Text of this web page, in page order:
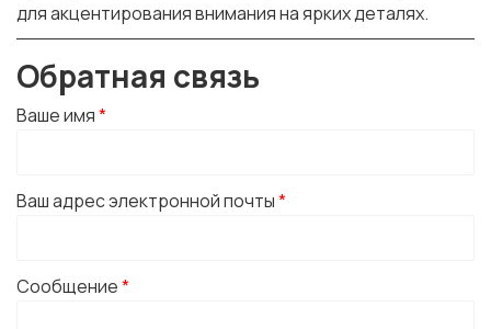
для акцентирования внимания на ярких деталях.
Обратная связь
Ваше имя*
Ваш адрес электронной почты*
Сообщение*